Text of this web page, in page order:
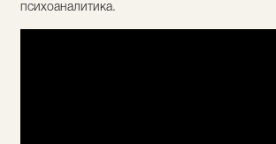
психоаналитика.